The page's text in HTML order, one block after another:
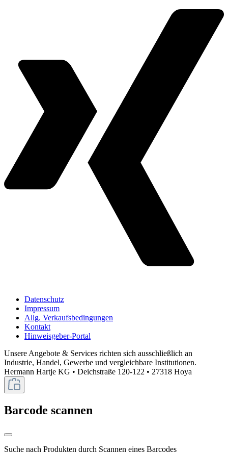
Datenschutz
Impressum
Allg. Verkaufsbedingungen
Kontakt
Hinweisgeber-Portal
Unsere Angebote & Services richten sich ausschließlich an
Industrie, Handel, Gewerbe und vergleichbare Institutionen.
Hermann Hartje KG • Deichstraße 120-122 • 27318 Hoya
Barcode scannen
Suche nach Produkten durch Scannen eines Barcodes